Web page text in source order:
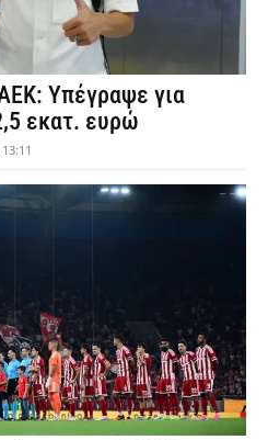
Υπέγραψε για
εκατ. ευρώ